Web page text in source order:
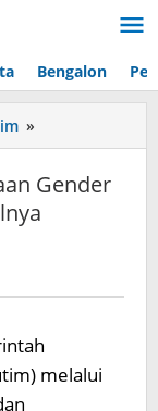
Bengalon
»
Kutim,
Gender
Jangan
Gender
melalui